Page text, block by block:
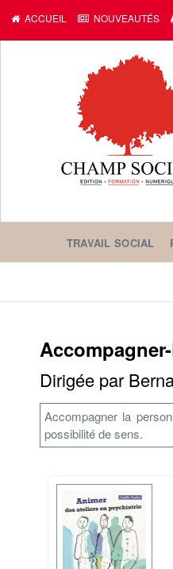
ACCUEIL NOUVEAUTÉS
TRAVAIL SOCIAL
Dirigée par
Accompagner la
possibilité de sens.